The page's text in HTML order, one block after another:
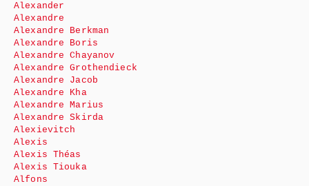
Alexander
Alexandre
Alexandre Berkman
Alexandre Boris
Alexandre Chayanov
Alexandre Grothendieck
Alexandre Jacob
Alexandre Kha
Alexandre Marius
Alexandre Skirda
Alexievitch
Alexis
Alexis Théas
Alexis Tiouka
Alfons